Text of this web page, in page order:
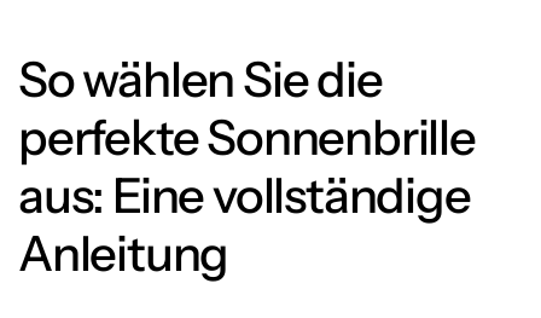
So wählen Sie die
perfekte Sonnenbrille
aus: Eine vollständige
Anleitung